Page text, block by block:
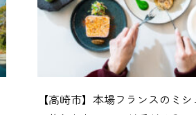
【高崎市】本場フランスのミ